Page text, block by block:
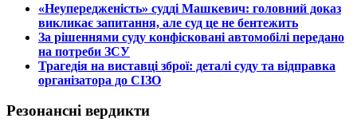
​«Неупередженість» судді Машкевич: головний доказ
викликає запитання, але суд це не бентежить
​За рішеннями суду конфісковані автомобілі передано
на потреби ЗСУ
​Трагедія на виставці зброї: деталі суду та відправка
організатора до СІЗО
Резонансні вердикти